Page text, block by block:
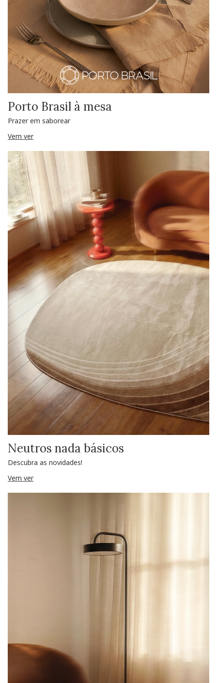
Porto Brasil à mesa
Prazer em saborear
Vem ver
Neutros nada básicos
Descubra as novidades!
Vem ver